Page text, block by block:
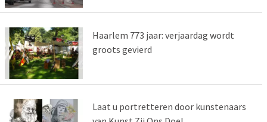
Haarlem 773 jaar: verjaardag wordt
groots gevierd
Laat u portretteren door kunstenaars